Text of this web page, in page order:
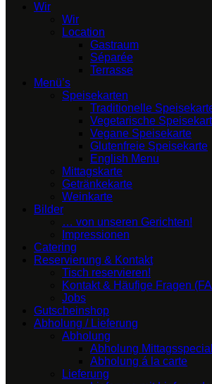
Wir
Wir
Location
Gastraum
Séparée
Terrasse
Menü’s
Speisekarten
Traditionelle
Vegetarische
Vegane Speisekarte
Glutenfreie Speisekarte
English Menu
Mittagskarte
Getränkekarte
Weinkarte
Bilder
… von unseren Gerichten!
Impressionen
Catering
Reservierung & Kontakt
Tisch reservieren!
Kontakt & Häufige Fragen
Jobs
Gutscheinshop
Abholung / Lieferung
Abholung
Abholung
Abholung á la carte
Lieferung